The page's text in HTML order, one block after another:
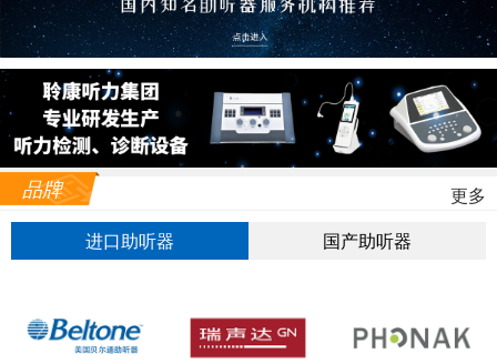
品牌
更多
进口助听器
国产助听器